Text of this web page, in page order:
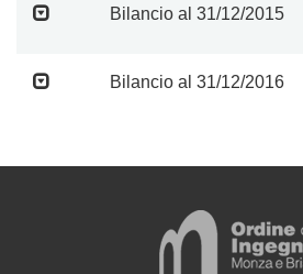
Bilancio al 31/12/2015
Bilancio al 31/12/2016